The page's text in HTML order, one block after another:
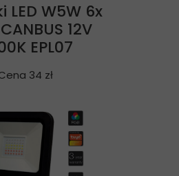
LED W5W 6x
12V
EPL07
34 zł